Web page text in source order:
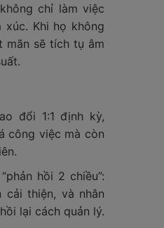
chỉ làm việc
xúc. Khi họ không
mãn sẽ tích tụ âm
đổi 1:1 định kỳ,
công việc mà còn
hồi 2 chiều”:
cải thiện, và nhân
lại cách quản lý.